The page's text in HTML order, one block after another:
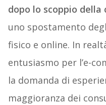
dopo lo scoppio della
uno spostamento
fisico e online. In
entusiasmo per l’e-
la domanda di
maggioranza dei